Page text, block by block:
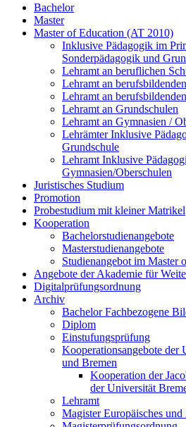
Bachelor
Master
Master of Education (AT 2010)
Inklusive Pädagogik im
Sonderpädagogik und
Lehramt an beruflichen
Lehramt an
Lehramt an
Lehramt an Grundschulen
Lehramt an Gymnasien /
Lehrämter Inklusive
Grundschule
Lehramt Inklusive
Gymnasien/Oberschulen
Juristisches Studium
Promotion
Probestudium mit kleiner Matrikel
Kooperation
Bachelorstudienangebote
Masterstudienangebote
Studienangebot im Master
Angebote der Akademie für
Digitalprüfungsordnung
Archiv
Bachelor Fachbezogene
Diplom
Einstufungsprüfung
Kooperationsangebote der
und Bremen
Kooperation der
der Universität
Lehramt
Magister Europäisches